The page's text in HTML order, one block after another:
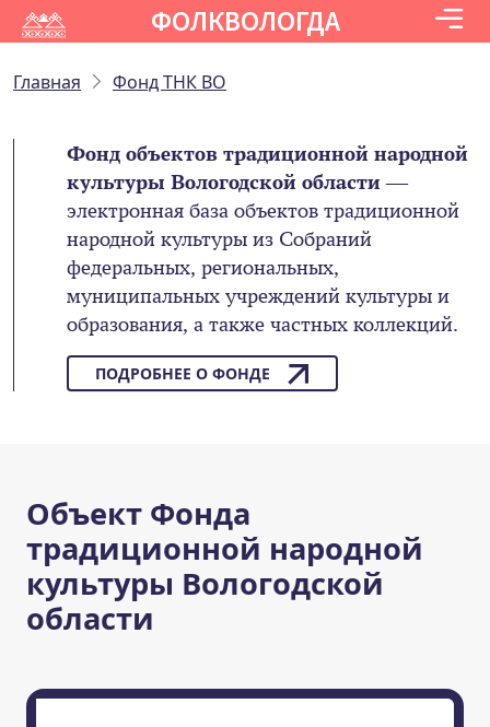
ФОЛКВОЛОГДА
Главная Фонд ТНК ВО
Фонд объектов традиционной народной
культуры Вологодской области—
электронная база объектов традиционной
народной культуры из Собраний
федеральных, региональных,
муниципальных учреждений культуры и
образования, а также частных коллекций.
ПОДРОБНЕЕ О ФОНДЕ
Объект Фонда
традиционной народной
культуры Вологодской
области